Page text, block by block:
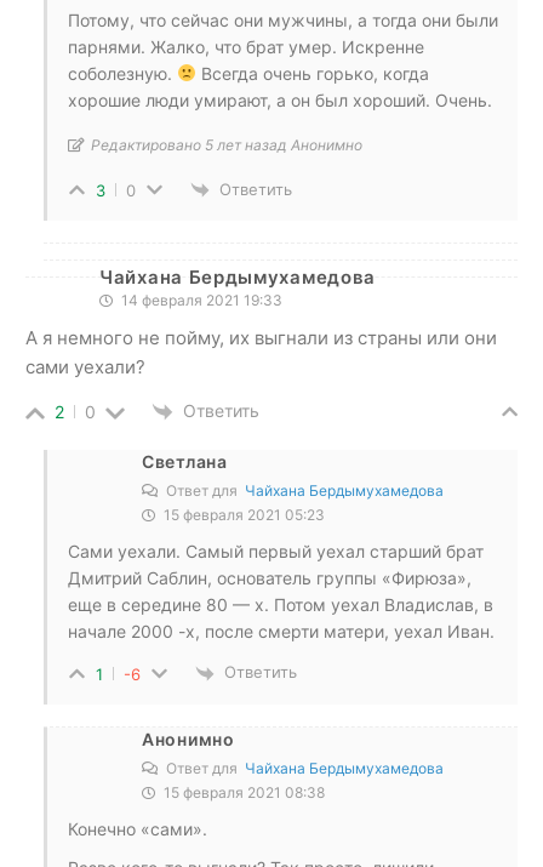
Потому, что сейчас они мужчины, а тогда они были
парнями. Жалко, что брат умер. Искренне
соболезную.
Всегда очень горько, когда
хорошие люди умирают, а он был хороший. Очень.
Редактировано 5 лет назад Анонимно
3 0 Ответить
Чайхана Бердымухамедова
14 февраля 2021 19:33
А я немного не пойму, их выгнали из страны или они
сами уехали?
2 0 Ответить
Светлана
Ответ для Чайхана Бердымухамедова
15 февраля 2021 05:23
Сами уехали. Самый первый уехал старший брат
Дмитрий Саблин, основатель группы «Фирюза»,
еще в середине 80 — х. Потом уехал Владислав, в
начале 2000 -х, после смерти матери, уехал Иван.
1 -6 Ответить
Анонимно
Ответ для Чайхана Бердымухамедова
15 февраля 2021 08:38
Конечно «сами».